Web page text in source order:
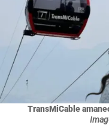
TransMiCable